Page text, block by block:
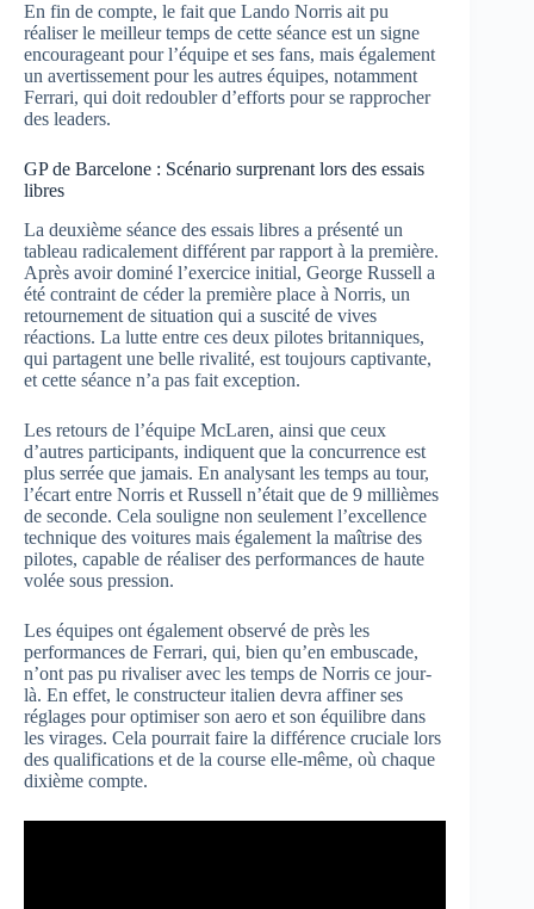
En fin de compte, le fait que Lando Norris ait pu
réaliser le meilleur temps de cette séance est un signe
encourageant pour l’équipe et ses fans, mais également
un avertissement pour les autres équipes, notamment
Ferrari, qui doit redoubler d’efforts pour se rapprocher
des leaders.
GP de Barcelone : Scénario surprenant lors des essais
libres
La deuxième séance des essais libres a présenté un
tableau radicalement différent par rapport à la première.
Après avoir dominé l’exercice initial, George Russell a
été contraint de céder la première place à Norris, un
retournement de situation qui a suscité de vives
réactions. La lutte entre ces deux pilotes britanniques,
qui partagent une belle rivalité, est toujours captivante,
et cette séance n’a pas fait exception.
Les retours de l’équipe McLaren, ainsi que ceux
d’autres participants, indiquent que la concurrence est
plus serrée que jamais. En analysant les temps au tour,
l’écart entre Norris et Russell n’était que de 9 millièmes
de seconde. Cela souligne non seulement l’excellence
technique des voitures mais également la maîtrise des
pilotes, capable de réaliser des performances de haute
volée sous pression.
Les équipes ont également observé de près les
performances de Ferrari, qui, bien qu’en embuscade,
n’ont pas pu rivaliser avec les temps de Norris ce jour-
là. En effet, le constructeur italien devra affiner ses
réglages pour optimiser son aero et son équilibre dans
les virages. Cela pourrait faire la différence cruciale lors
des qualifications et de la course elle-même, où chaque
dixième compte.